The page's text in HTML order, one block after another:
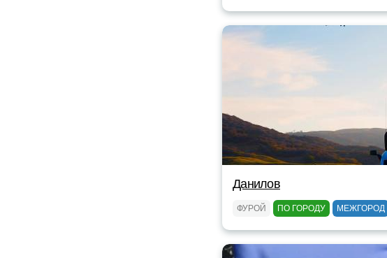
Данилов
ФУРОЙ ПО ГОРОДУ МЕЖГОРОД